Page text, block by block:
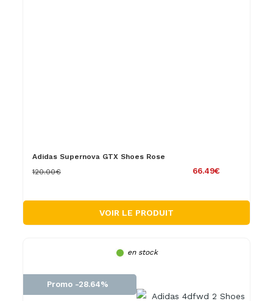
Adidas Supernova GTX Shoes Rose
66.49€
120.00€
VOIR LE PRODUIT
en stock
Promo -28.64%